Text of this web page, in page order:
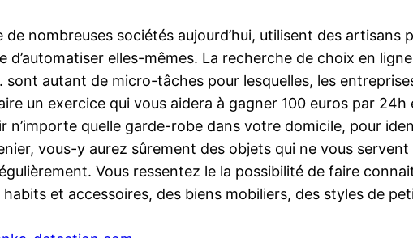
de nombreuses sociétés aujourd’hui, utilisent des
d’automatiser elles-mêmes. La recherche de choix en
sont autant de micro-tâches pour lesquelles, les
un exercice qui vous aidera à gagner 100 euros par
n’importe quelle garde-robe dans votre domicile, pour
vous-y aurez sûrement des objets qui ne vous
Vous ressentez le la possibilité de faire
et accessoires, des biens mobiliers, des styles de